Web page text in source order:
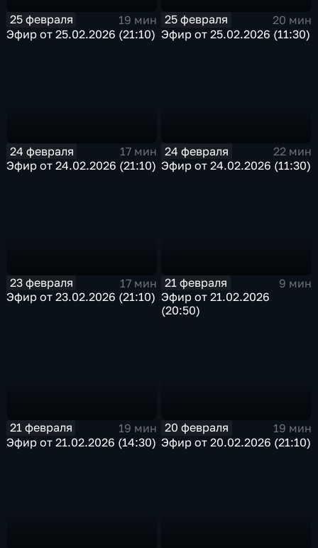
25 февраля
19 мин
Эфир от 25.02.2026 (21:10)
25 февраля
20 мин
Эфир от 25.02.2026 (11:30)
24 февраля
17 мин
Эфир от 24.02.2026 (21:10)
24 февраля
22 мин
Эфир от 24.02.2026 (11:30)
23 февраля
17 мин
Эфир от 23.02.2026 (21:10)
21 февраля
9 мин
Эфир от 21.02.2026
(20:50)
21 февраля
19 мин
Эфир от 21.02.2026 (14:30)
20 февраля
19 мин
Эфир от 20.02.2026 (21:10)